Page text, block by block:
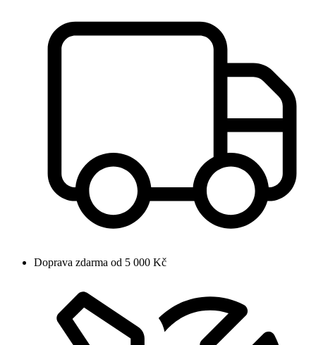
Doprava zdarma od 5 000 Kč